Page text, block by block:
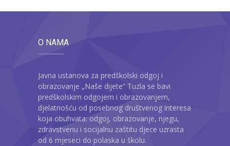
O NAMA
Javna ustanova za predškolski odgoj i
obrazovanje „Naše dijete“ Tuzla se bavi
predškolskim odgojem i obrazovanjem,
djelatnošću od posebnog društvenog interesa
koja obuhvata: odgoj, obrazovanje, njegu,
zdravstvenu i socijalnu zaštitu djece uzrasta
od 6 mjeseci do polaska u školu.